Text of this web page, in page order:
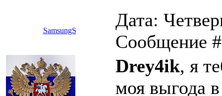
SamsungS
Дата:
Сообщение
Drey4ik, я
моя выгода